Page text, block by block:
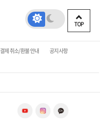
TOP
결제 취소/환불 안내
공지사항